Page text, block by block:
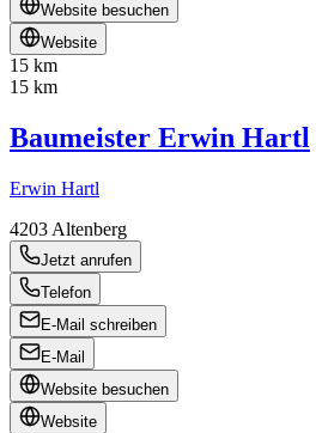
Website besuchen
Website
15 km
15 km
Baumeister Erwin Hartl
Erwin Hartl
4203 Altenberg
Jetzt anrufen
Telefon
E-Mail schreiben
E-Mail
Website besuchen
Website